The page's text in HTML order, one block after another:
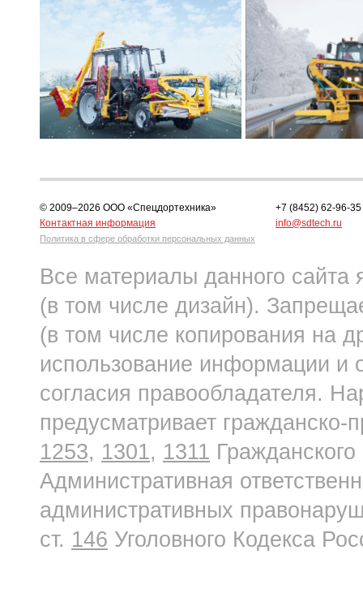
© 2009–2026 ООО «Спецдортехника»
Контактная информация
Политика в сфере обработки персональных данных
+7 (8452) 62-96-35
info@sdtech.ru
Все материалы данного сайта
(в том числе дизайн).
(в том числе копирования на
использование информации и
согласия правообладателя.
предусматривает гражданско-
1253, 1301, 1311
Административная
административных
ст. 146 Уголовного Кодекса